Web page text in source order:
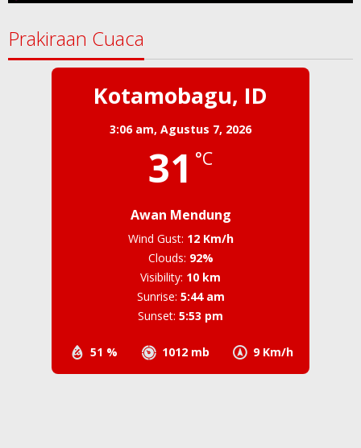
Prakiraan Cuaca
Kotamobagu, ID
3:06 am, Agustus 7, 2026
31 °C
Awan Mendung
51 % 1012 mb 9 Km/h
Wind Gust: 12 Km/h
Clouds: 92%
Visibility: 10 km
Sunrise: 5:44 am
Sunset: 5:53 pm